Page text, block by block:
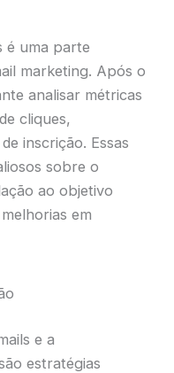
é uma parte
marketing. Após o
analisar métricas
cliques,
inscrição. Essas
sobre o
ao objetivo
em
e a
estratégias